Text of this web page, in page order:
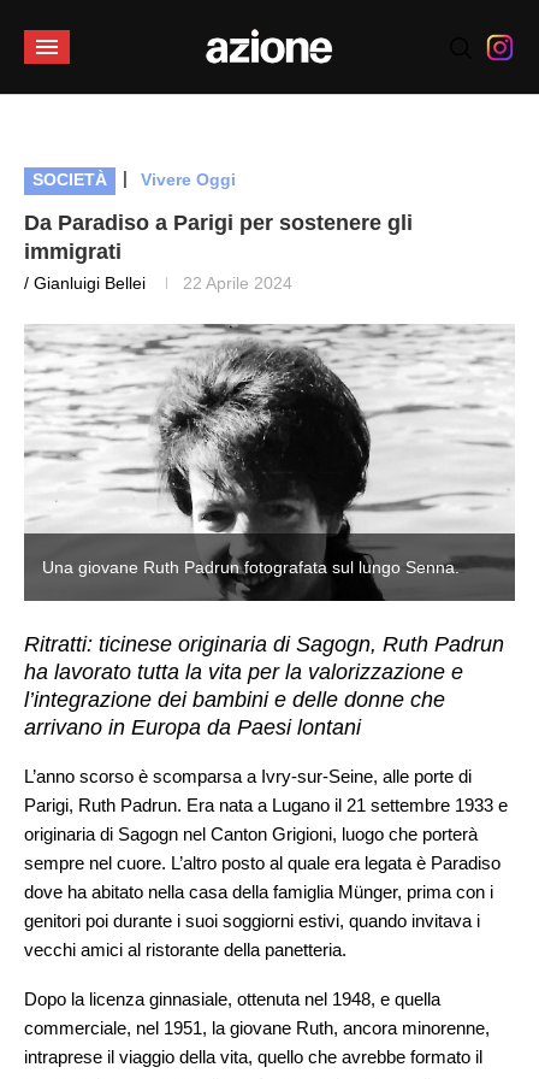
SOCIETÀ | Vivere Oggi
Da Paradiso a Parigi per sostenere gli
immigrati
/ Gianluigi Bellei 22 Aprile 2024
Una giovane Ruth Padrun fotografata sul lungo Senna.
Ritratti: ticinese originaria di Sagogn, Ruth Padrun
ha lavorato tutta la vita per la valorizzazione e
l’integrazione dei bambini e delle donne che
arrivano in Europa da Paesi lontani
L’anno scorso è scomparsa a Ivry-sur-Seine, alle porte di
Parigi, Ruth Padrun. Era nata a Lugano il 21 settembre 1933 e
originaria di Sagogn nel Canton Grigioni, luogo che porterà
sempre nel cuore. L’altro posto al quale era legata è Paradiso
dove ha abitato nella casa della famiglia Münger, prima con i
genitori poi durante i suoi soggiorni estivi, quando invitava i
vecchi amici al ristorante della panetteria.
Dopo la licenza ginnasiale, ottenuta nel 1948, e quella
commerciale, nel 1951, la giovane Ruth, ancora minorenne,
intraprese il viaggio della vita, quello che avrebbe formato il